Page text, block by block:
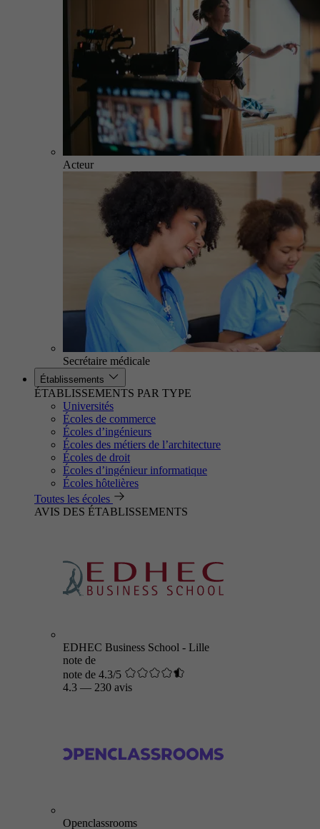
Acteur
Secrétaire médicale
Établissements
ÉTABLISSEMENTS PAR TYPE
Universités
Écoles de commerce
Écoles d’ingénieurs
Écoles des métiers de l’architecture
Écoles de droit
Écoles d’ingénieur informatique
Écoles hôtelières
Toutes les écoles
AVIS DES ÉTABLISSEMENTS
EDHEC Business School - Lille
note de
note de 4.3/5
4.3 — 230 avis
Openclassrooms